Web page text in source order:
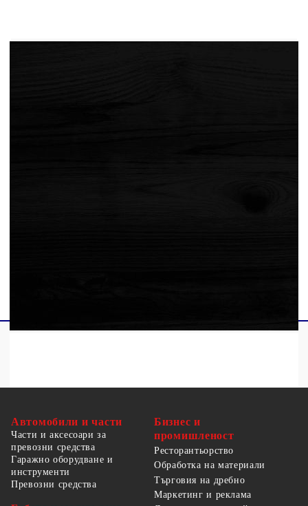
закрепването на краката.
Автомобили и части
Части и аксесоари за
превозни средства
Гаражно оборудване и
инструменти
Превозни средства
Бизнес и
промишленост
Ресторантьорство
Обработка на материали
Търговия на дребно
Маркетинг и реклама